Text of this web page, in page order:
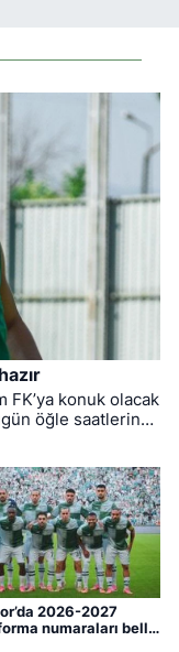
FK’ya konuk olacak
öğle saatlerinde
2026-2027
numaraları belli